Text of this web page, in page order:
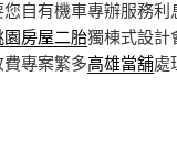
您自有機車專辦服務
園房屋二胎獨棟式設計
專案繁多高雄當舖處